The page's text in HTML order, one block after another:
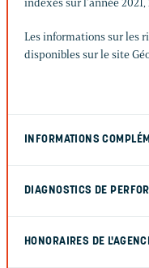
Les informations sur les
disponibles sur le site
INFORMATIONS
DIAGNOSTICS DE
HONORAIRES DE